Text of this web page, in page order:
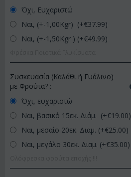
Όχι, Ευχαριστώ
Ναι, (+-1,00Kgr) (+€37.99)
Ναι, (+-1,50Kgr ) (+€49.99)
Συσκευασία (Καλάθι ή Γυάλινο)
με Φρούτα? :
Όχι, ευχαριστώ
Ναι, βασικό 15εκ. Διάμ. (+€19.00)
Ναι, μεσαίο 20εκ. Διαμ. (+€25.00)
Ναι, μεγάλο 30εκ. Διαμ. (+€35.00)